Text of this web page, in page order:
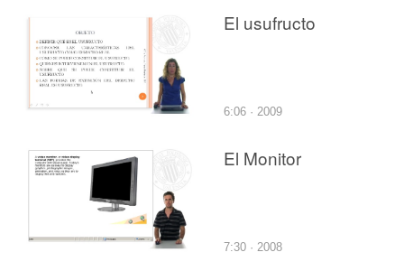
El usufructo
6:06 · 2009
El Monitor
7:30 · 2008